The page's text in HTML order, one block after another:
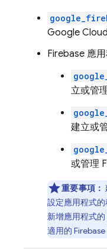
Google Cloud
Firebase 應
立或管
建立或
或管理
重要事項：
設定應用程式
新增應用程式
適用的 Firebase